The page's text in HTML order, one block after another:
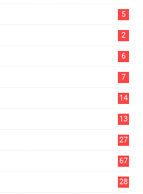
5
2
6
7
14
13
27
67
28